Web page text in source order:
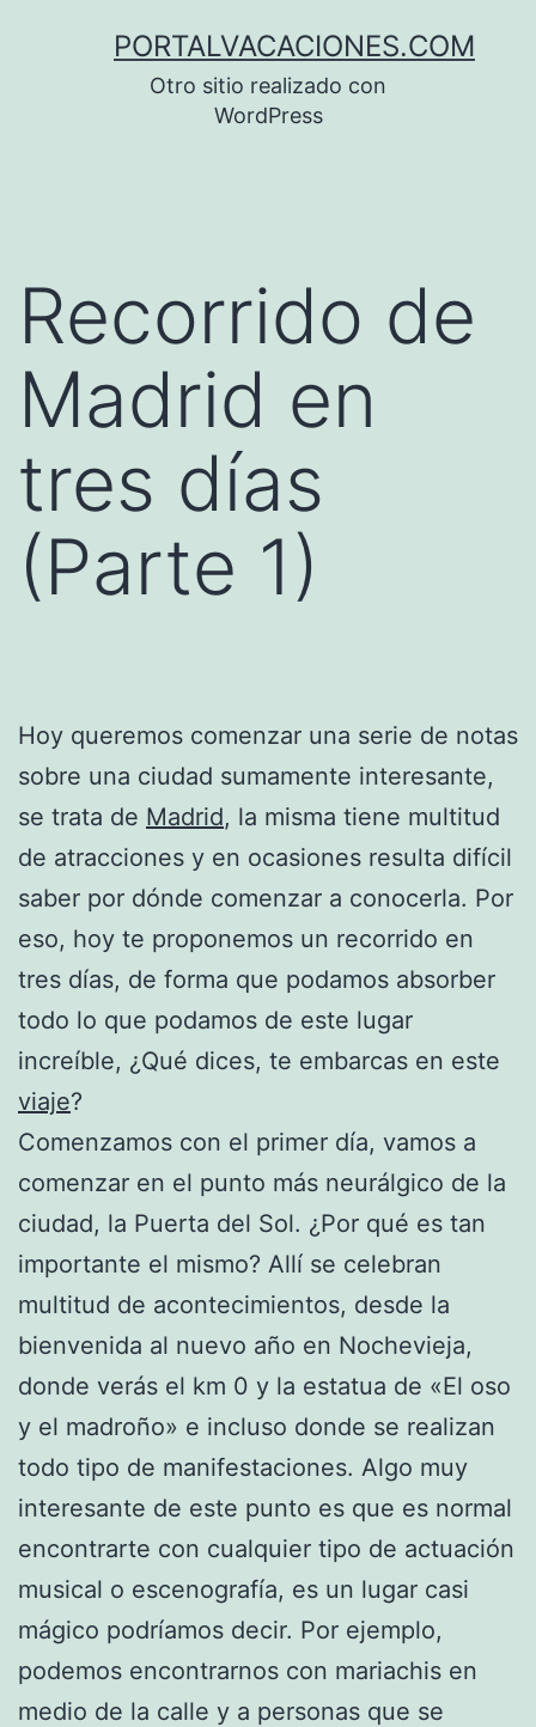
PORTALVACACIONES.COM
Otro sitio realizado con
WordPress
Recorrido de
Madrid en
tres días
(Parte 1)
Hoy queremos comenzar una serie de notas
sobre una ciudad sumamente interesante,
se trata de Madrid, la misma tiene multitud
de atracciones y en ocasiones resulta difícil
saber por dónde comenzar a conocerla. Por
eso, hoy te proponemos un recorrido en
tres días, de forma que podamos absorber
todo lo que podamos de este lugar
increíble, ¿Qué dices, te embarcas en este
viaje?
Comenzamos con el primer día, vamos a
comenzar en el punto más neurálgico de la
ciudad, la Puerta del Sol. ¿Por qué es tan
importante el mismo? Allí se celebran
multitud de acontecimientos, desde la
bienvenida al nuevo año en Nochevieja,
donde verás el km 0 y la estatua de «El oso
y el madroño» e incluso donde se realizan
todo tipo de manifestaciones. Algo muy
interesante de este punto es que es normal
encontrarte con cualquier tipo de actuación
musical o escenografía, es un lugar casi
mágico podríamos decir. Por ejemplo,
podemos encontrarnos con mariachis en
medio de la calle y a personas que se